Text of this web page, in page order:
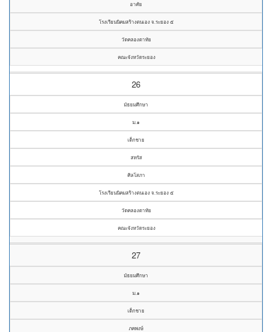
อาศัย
โรงเรียนนิคมสร้างตนเอง จ.ระยอง ๕
วัดคลองตาทัย
คณะจังหวัดระยอง
26
มัธยมศึกษา
ม.๑
เด็กชาย
สหรัส
ศิลโสภา
โรงเรียนนิคมสร้างตนเอง จ.ระยอง ๕
วัดคลองตาทัย
คณะจังหวัดระยอง
27
มัธยมศึกษา
ม.๑
เด็กชาย
ภคพงษ์